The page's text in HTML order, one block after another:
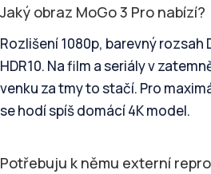
Jaký obraz MoGo 3 Pro nabízí?
Rozlišení 1080p, barevný rozsah
HDR10. Na film a seriály v
venku za tmy to stačí. Pro
se hodí spíš domácí 4K model.
Potřebuju k němu externí